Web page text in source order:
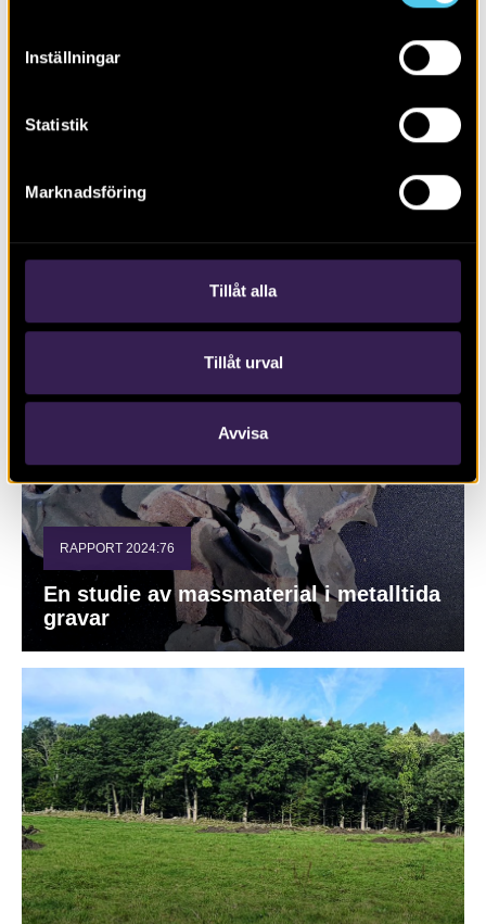
Inställningar
Statistik
Marknadsföring
Tillåt alla
Tillåt urval
Avvisa
RAPPORT 2024:79
Boplats och rituella aktiviteter
RAPPORT 2024:76
En studie av massmaterial i metalltida
gravar